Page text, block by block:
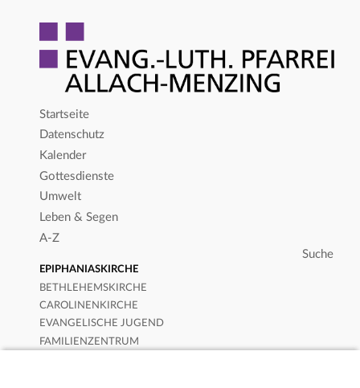
Startseite
Datenschutz
Kalender
Gottesdienste
Umwelt
Leben & Segen
A-Z
EPIPHANIASKIRCHE
BETHLEHEMSKIRCHE
CAROLINENKIRCHE
EVANGELISCHE JUGEND
FAMILIENZENTRUM